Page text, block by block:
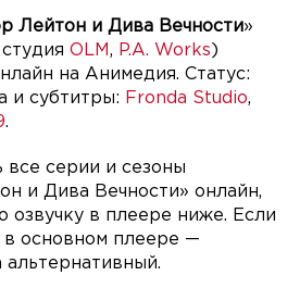
Лейтон и Дива Вечности»
OLM , P.A. Works )
на Анимедия. Статус:
и субтитры: Fronda Studio,
.
все серии и сезоны
и Дива Вечности» онлайн,
озвучку в плеере ниже. Если
основном плеере —